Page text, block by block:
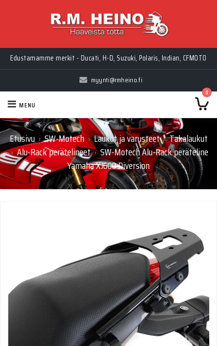
Edustamamme merkit - Ducati, H-D, Suzuki, Polaris, Indian, CFMOTO
myynti@rmheino.fi
0
MENU
Etusivu › SW-Motech › Laukut ja varusteet › Takalaukut
› Alu-Rack perätelineet › SW-Motech Alu-Rack peräteline
Yamaha XJ600 Diversion